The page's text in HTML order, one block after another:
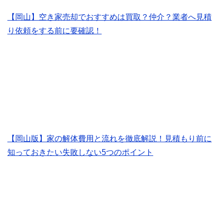
【岡山】空き家売却でおすすめは買取？仲介？業者へ見積
り依頼をする前に要確認！
【岡山版】家の解体費用と流れを徹底解説！見積もり前に
知っておきたい失敗しない5つのポイント